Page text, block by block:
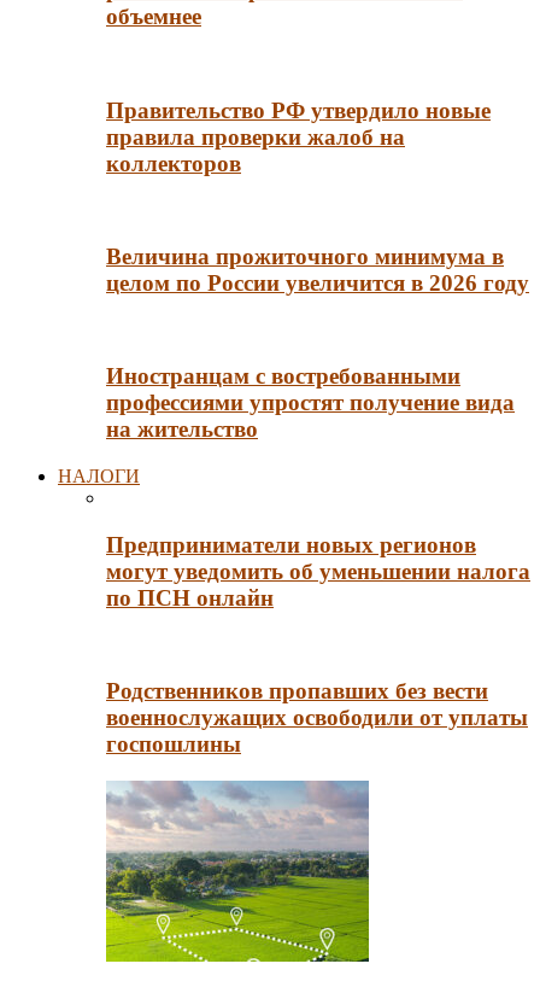
объемнее
Правительство РФ утвердило новые
правила проверки жалоб на
коллекторов
Величина прожиточного минимума в
целом по России увеличится в 2026 году
Иностранцам с востребованными
профессиями упростят получение вида
на жительство
НАЛОГИ
Предприниматели новых регионов
могут уведомить об уменьшении налога
по ПСН онлайн
Родственников пропавших без вести
военнослужащих освободили от уплаты
госпошлины